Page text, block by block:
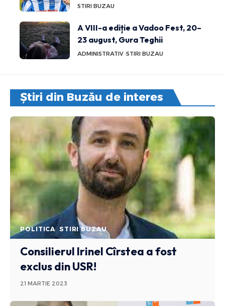
STIRI BUZAU
A VIII-a ediție a Vadoo Fest, 20–
23 august, Gura Teghii
ADMINISTRATIV STIRI BUZAU
Știri din Buzău de interes
POLITICA STIRI BUZAU
Consilierul Irinel Cîrstea a fost
exclus din USR!
21 MARTIE 2023